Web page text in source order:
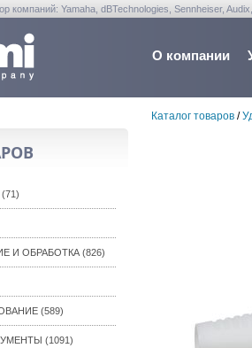
компаний: Yamaha, dBTechnologies, Sennheiser,
О компании
И ОБРАБОТКА (826)
(589)
(1091)
Каталог товаров/